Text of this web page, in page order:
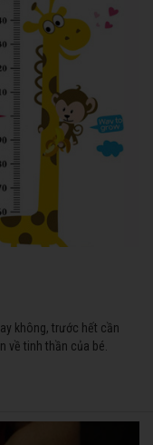
không, trước hết cần
về tinh thần của bé.